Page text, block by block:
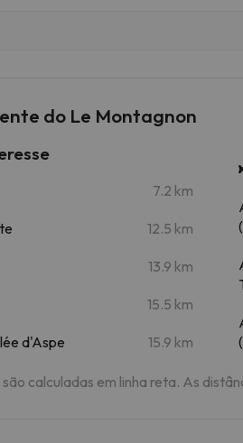
do Le Montagnon
7.2 km
12.5 km
13.9 km
15.5 km
d'Aspe 15.9 km
calculadas em linha reta. As